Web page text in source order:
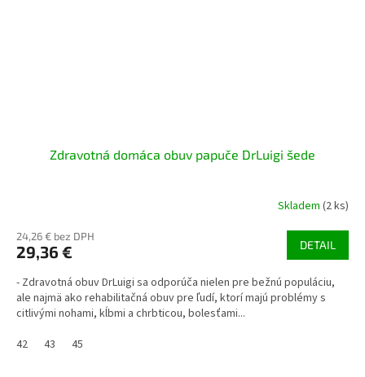
Zdravotná domáca obuv papuče DrLuigi šede
Skladem (2 ks)
24,26 € bez DPH
29,36 € DETAIL
- Zdravotná obuv DrLuigi sa odporúča nielen pre bežnú populáciu,
ale najmä ako rehabilitačná obuv pre ľudí, ktorí majú problémy s
citlivými nohami, kĺbmi a chrbticou, bolesťami...
42
43 45